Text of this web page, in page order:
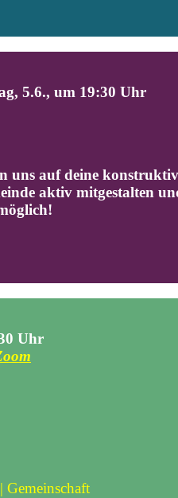
5.6., um 19:30 Uhr
uns auf deine
aktiv mitgestalten
Uhr